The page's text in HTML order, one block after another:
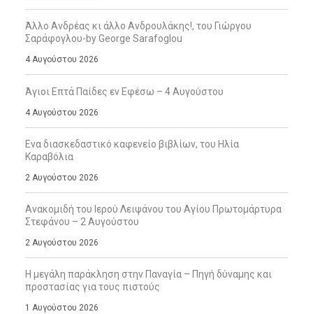
Άλλο Ανδρέας κι άλλο Ανδρουλάκης!, του Γιώργου
Σαράφογλου-by George Sarafoglou
4 Αυγούστου 2026
Άγιοι Επτά Παίδες εν Εφέσω – 4 Αυγούστου
4 Αυγούστου 2026
Ενα διασκεδαστικό καφενείο βιβλίων, του Ηλία
Καραβόλια
2 Αυγούστου 2026
Ανακομιδή του Ιερού Λειψάνου του Αγίου Πρωτομάρτυρα
Στεφάνου – 2 Αυγούστου
2 Αυγούστου 2026
Η μεγάλη παράκληση στην Παναγία – Πηγή δύναμης και
προστασίας για τους πιστούς
1 Αυγούστου 2026